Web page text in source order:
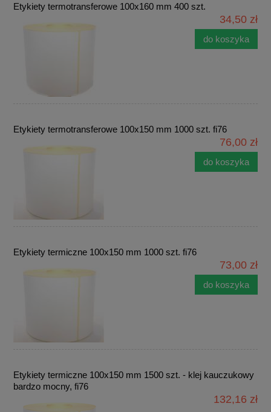
Etykiety termotransferowe 100x160 mm 400 szt.
34,50 zł
do koszyka
Etykiety termotransferowe 100x150 mm 1000 szt. fi76
76,00 zł
do koszyka
Etykiety termiczne 100x150 mm 1000 szt. fi76
73,00 zł
do koszyka
Etykiety termiczne 100x150 mm 1500 szt. - klej kauczukowy
bardzo mocny, fi76
132,16 zł